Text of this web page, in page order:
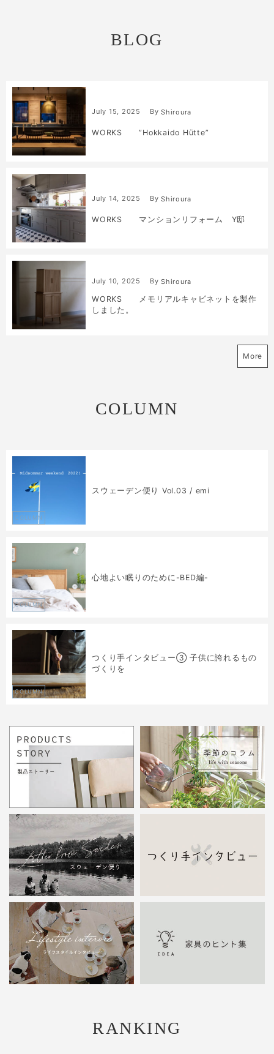
BLOG
July 15, 2025 By Shiroura
WORKS ”Hokkaido Hütte”
July 14, 2025 By Shiroura
WORKS マンションリフォーム Y邸
July 10, 2025 By Shiroura
WORKS メモリアルキャビネットを製作
しました。
More
COLUMN
COLUMN
スウェーデン便り Vol.03 / emi
COLUMN
心地よい眠りのために-BED編-
COLUMN
つくり手インタビュー③ 子供に誇れるもの
づくりを
RANKING